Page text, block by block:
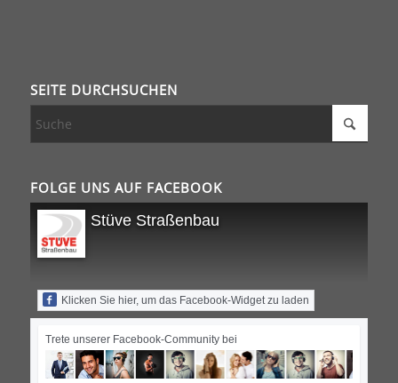
SEITE DURCHSUCHEN
FOLGE UNS AUF FACEBOOK
Stüve Straßenbau
Klicken Sie hier, um das Facebook-Widget zu laden
Trete unserer Facebook-Community bei